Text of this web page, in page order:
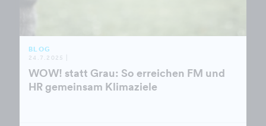
BLOG
24.7.2025 |
WOW! statt Grau: So erreichen FM und
HR gemeinsam Klimaziele